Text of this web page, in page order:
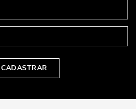
CADASTRAR